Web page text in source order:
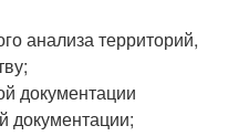
анализа территорий,
документации
документации;